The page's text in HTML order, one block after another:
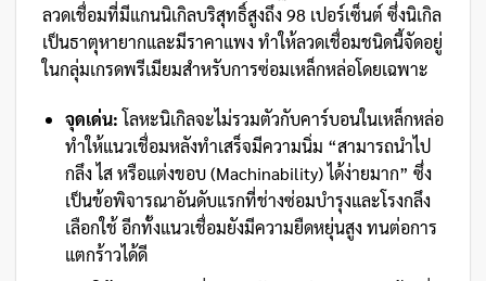
ลวดเชื่อมที่มีแกนนิเกิลบริสุทธิ์สูงถึง 98 เปอร์เซ็นต์ ซึ่งนิเกิล
เป็นธาตุหายากและมีราคาแพง ทำให้ลวดเชื่อมชนิดนี้จัดอยู่
ในกลุ่มเกรดพรีเมียมสำหรับการซ่อมเหล็กหล่อโดยเฉพาะ
จุดเด่น:โลหะนิเกิลจะไม่รวมตัวกับคาร์บอนในเหล็กหล่อ
ทำให้แนวเชื่อมหลังทำเสร็จมีความนิ่ม “สามารถนำไป
กลึง ไส หรือแต่งขอบ (Machinability) ได้ง่ายมาก” ซึ่ง
เป็นข้อพิจารณาอันดับแรกที่ช่างซ่อมบำรุงและโรงกลึง
เลือกใช้ อีกทั้งแนวเชื่อมยังมีความยืดหยุ่นสูง ทนต่อการ
แตกร้าวได้ดี